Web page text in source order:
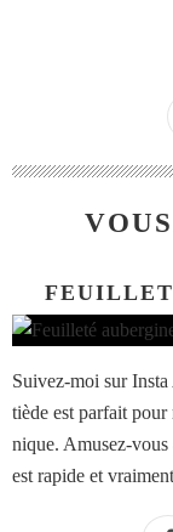
Suivez-moi sur
tiède est parfait
nique. Amusez-vous
est rapide et